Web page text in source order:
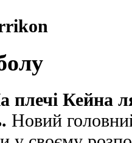
плечі Кейна
Новий